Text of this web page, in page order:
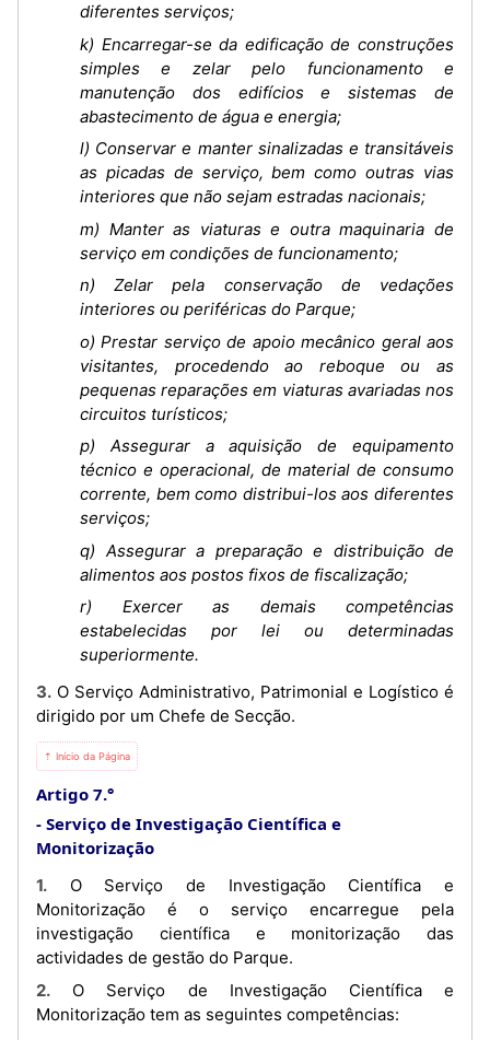
diferentes serviços;
k) Encarregar-se da edificação de construções
simples e zelar pelo funcionamento e
manutenção dos edifícios e sistemas de
abastecimento de água e energia;
l) Conservar e manter sinalizadas e transitáveis
as picadas de serviço, bem como outras vias
interiores que não sejam estradas nacionais;
m) Manter as viaturas e outra maquinaria de
serviço em condições de funcionamento;
n) Zelar pela conservação de vedações
interiores ou periféricas do Parque;
o) Prestar serviço de apoio mecânico geral aos
visitantes, procedendo ao reboque ou as
pequenas reparações em viaturas avariadas nos
circuitos turísticos;
p) Assegurar a aquisição de equipamento
técnico e operacional, de material de consumo
corrente, bem como distribui-los aos diferentes
serviços;
q) Assegurar a preparação e distribuição de
alimentos aos postos fixos de fiscalização;
r) Exercer as demais competências
estabelecidas por lei ou determinadas
superiormente.
3. O Serviço Administrativo, Patrimonial e Logístico é
dirigido por um Chefe de Secção.
⇡ Início da Página
Artigo 7.°
Serviço de Investigação Científica e
Monitorização
1. O Serviço de Investigação Científica e
Monitorização é o serviço encarregue pela
investigação científica e monitorização das
actividades de gestão do Parque.
2. O Serviço de Investigação Científica e
Monitorização tem as seguintes competências: